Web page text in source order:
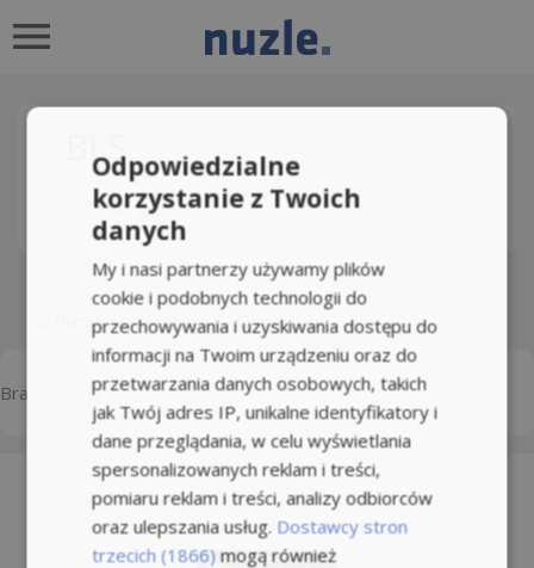
BLS
Obserwuj
O firmie Oferty Opinie
Brak ofert pracy
Praca wg lokalizacji | Praca zdalna | Praca za granicą
Praca wg Firm | Regulamin | Kontakt Nuzle.pl
Odpowiedzialne
korzystanie z Twoich
danych
My i nasi partnerzy używamy plików
cookie i podobnych technologii do
przechowywania i uzyskiwania dostępu do
informacji na Twoim urządzeniu oraz do
przetwarzania danych osobowych, takich
jak Twój adres IP, unikalne identyfikatory i
dane przeglądania, w celu wyświetlania
spersonalizowanych reklam i treści,
pomiaru reklam i treści, analizy odbiorców
oraz ulepszania usług. Dostawcy stron
trzecich (1866) mogą również